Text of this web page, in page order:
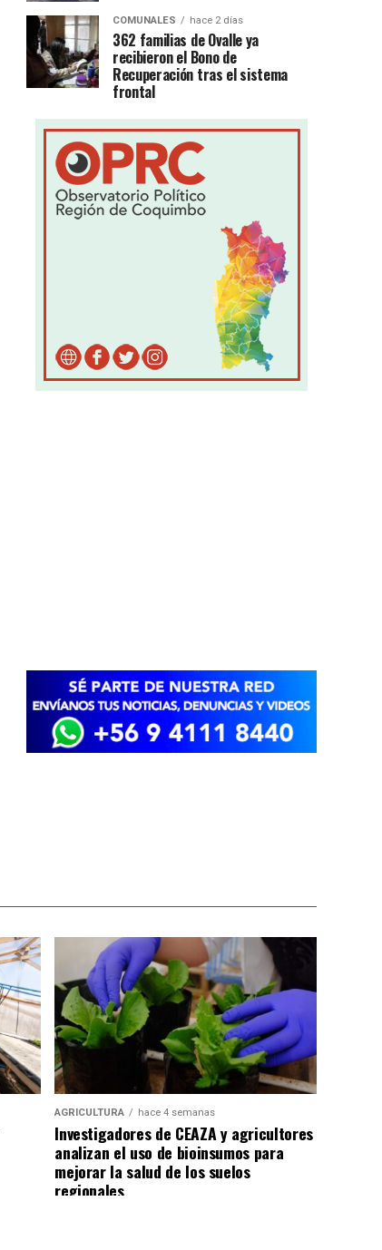
COMUNALES hace 2 días
362 familias de Ovalle ya
recibieron el Bono de
Recuperación tras el sistema
frontal
AGRICULTURA hace 4 semanas
Investigadores de CEAZA y agricultores
analizan el uso de bioinsumos para
mejorar la salud de los suelos
regionales